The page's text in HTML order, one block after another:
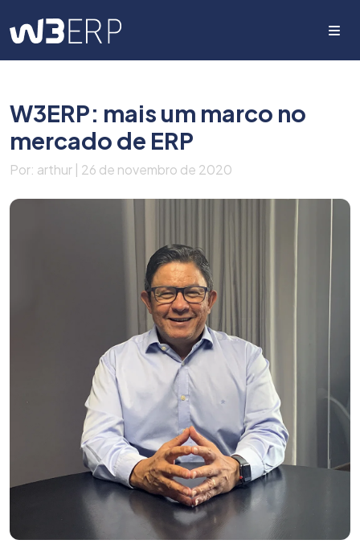
W3ERP: mais um marco no
mercado de ERP
Por: arthur | 26 de novembro de 2020